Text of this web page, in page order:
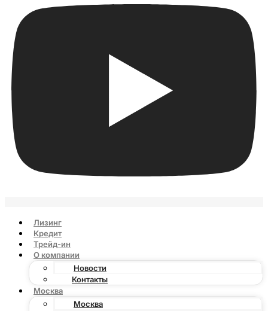
Лизинг
Кредит
Трейд-ин
О компании
Новости
Контакты
Москва
Москва